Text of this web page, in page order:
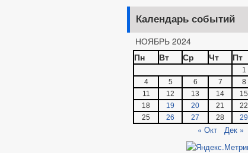
Календарь событий
НОЯБРЬ 2024
Пн
Вт Ср Чт Пт
1
4
5 6 7 8
11
12 13 14 15
18
19 20 21 22
25
26 27 28 29
« Окт Дек »